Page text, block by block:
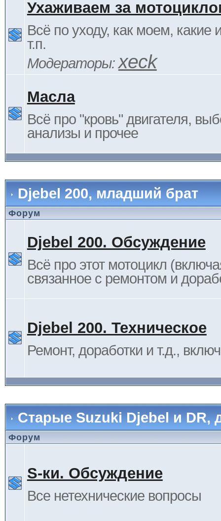
Ухаживаем за
Всё по уходу, как моем, какие
т.п.
Модераторы:xeck
Масла
Всё про "кровь" двигателя,
анализы и прочее
Djebel 200, младший брат
Форум
Djebel 200. Обсуждение
Всё про этот мотоцикл
связанное с ремонтом и
Djebel 200. Техническое
Ремонт, доработки и т.д.,
Старые Suzuki Djebel и DR,
Форум
S-ки. Обсуждение
Все нетехнические вопросы